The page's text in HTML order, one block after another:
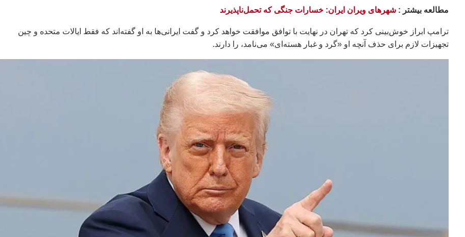
مطالعه بيشتر : شهرهای ویران ایران: خسارات جنگی که تحمل‌ناپذیرند
ترامپ ابراز خوش‌بینی کرد که تهران در نهایت با توافق موافقت خواهد کرد و گفت ایرانی‌ها به او گفته‌اند که فقط ایالات متحده و چین
تجهیزات لازم برای حذف آنچه او «گرد و غبار هسته‌ای» می‌نامد، را دارند.